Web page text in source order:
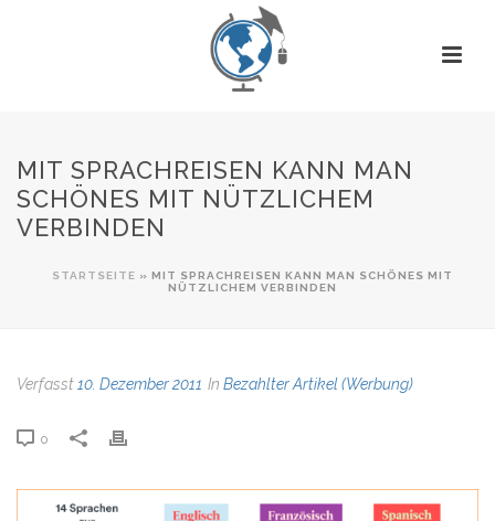
MIT SPRACHREISEN KANN MAN
SCHÖNES MIT NÜTZLICHEM
VERBINDEN
STARTSEITE » MIT SPRACHREISEN KANN MAN SCHÖNES MIT
NÜTZLICHEM VERBINDEN
Verfasst 10. Dezember 2011 In Bezahlter Artikel (Werbung)
0